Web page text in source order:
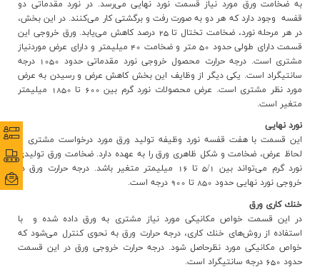
به ضخامت ورق مورد نياز قسمت نورد نهايي مي‌رسد. در نورد مقدماتي دو
قفسه وجود دارد كه هر دو به صورت رفت و برگشتي كار مي‌كنند. در این بخش،
در هر مرحله نورد، ضخامت تختال تا 25 درصد كاهش مي‌يابد. ورق خروجي این
قسمت داراي طولي حدود 50 متر و ضخامت 40 ميليمتر و داراي عرض موردنياز
مشتري است. درجه حرارت محصول خروجي نورد مقدماتي حدود 1050 درجه
سانتیگراد است. یکی دیگر از وظایف این بخش کاهش عرض و رسیدن به عرض
مورد نظر مشتری است. عرض محصولات نورد گرم بین 600 تا 1850 میلیمتر
متغیر است.
نورد نهايي
اين قسمت با هفت قفسه نورد وظيفه توليد ورق مورد درخواست مشتري از
لحاظ عرض، ضخامت و شكل ظاهري ورق را به عهده دارد. ضخامت ورق توليدي
نورد گرم مي‌تواند بين 5/1 تا 16 ميليمتر متغير باشد. درجه حرارت ورق در
خروجي نورد نهایی حدود 850 تا 900 درجه است
.
خنك كاري ورق
در اين قسمت خواص مكانيكي مورد نياز مشتري به ورق داده شده و
با
استفاده از روش‌هاي خنك كاري، درجه حرارت ورق به نحوي كنترل مي‌شود كه
خواص مكانيكي مورد نظرحاصل شود. درجه حرارت خروجي ورق در اين قسمت
حدود 650 درجه سانتيگراد است
.